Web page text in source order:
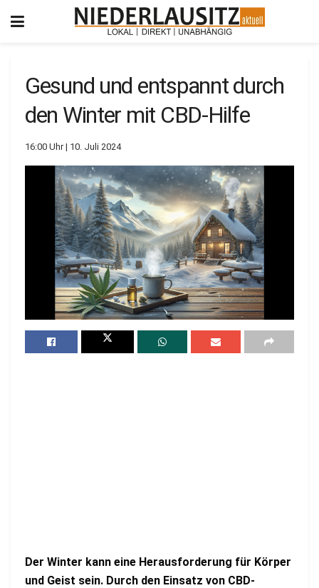
Gesund und entspannt durch
den Winter mit CBD-Hilfe
16:00 Uhr | 10. Juli 2024
Der Winter kann eine Herausforderung für Körper
und Geist sein. Durch den Einsatz von CBD-